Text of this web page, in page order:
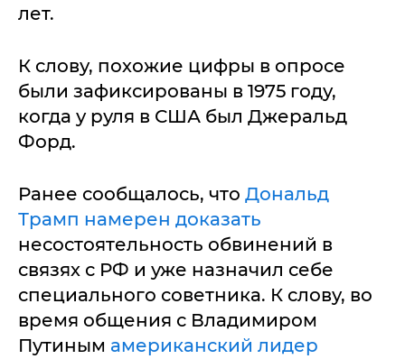
лет.
К слову, похожие цифры в опросе
были зафиксированы в 1975 году,
когда у руля в США был Джеральд
Форд.
Ранее сообщалось, что Дональд
Трамп намерен доказать
несостоятельность обвинений в
связях с РФ и уже назначил себе
специального советника. К слову, во
время общения с Владимиром
Путиным американский лидер